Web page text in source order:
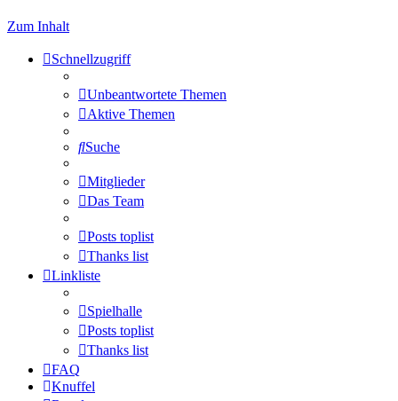
Zum Inhalt
Schnellzugriff
Unbeantwortete Themen
Aktive Themen
Suche
Mitglieder
Das Team
Posts toplist
Thanks list
Linkliste
Spielhalle
Posts toplist
Thanks list
FAQ
Knuffel